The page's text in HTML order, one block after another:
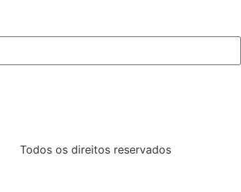
Todos os direitos reservados